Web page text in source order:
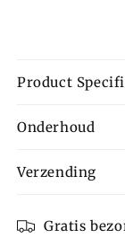
Product
Onderhoud
Verzending
Gratis